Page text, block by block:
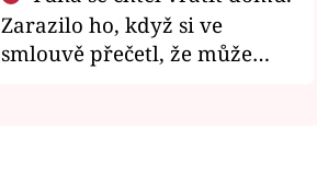
Zarazilo ho, když si ve
smlouvě přečetl, že může